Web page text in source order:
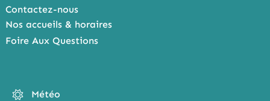
Contactez-nous
Nos accueils & horaires
Foire Aux Questions
Météo